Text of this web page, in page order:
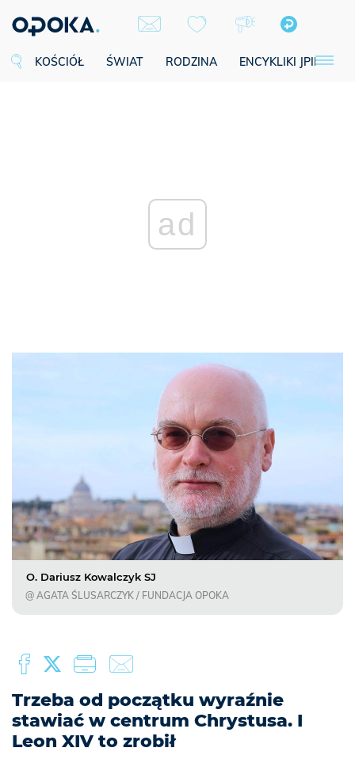
KOŚCIÓŁ ŚWIAT RODZINA ENCYKLIKI JPII
ad
O. Dariusz Kowalczyk SJ
@ AGATA ŚLUSARCZYK / FUNDACJA OPOKA
Trzeba od początku wyraźnie
stawiać w centrum Chrystusa. I
Leon XIV to zrobił